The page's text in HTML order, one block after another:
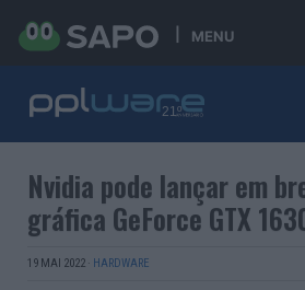
MENU
Nvidia pode lançar em
gráfica GeForce GTX
19 MAI 2022 · HARDWARE